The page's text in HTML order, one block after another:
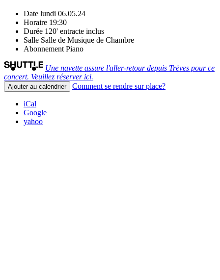
Date lundi 06.05.24
Horaire 19:30
Durée 120' entracte inclus
Salle Salle de Musique de Chambre
Abonnement Piano
Une navette assure l'aller-retour depuis Trèves pour ce
concert. Veuillez réserver ici.
Ajouter au calendrier Comment se rendre sur place?
iCal
Google
yahoo